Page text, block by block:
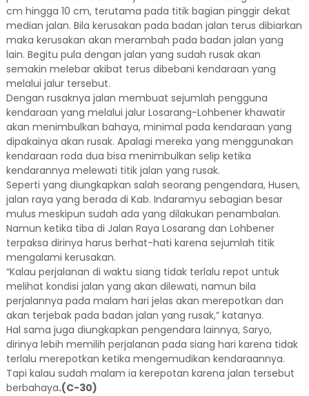
cm hingga 10 cm, terutama pada titik bagian pinggir dekat
median jalan. Bila kerusakan pada badan jalan terus dibiarkan
maka kerusakan akan merambah pada badan jalan yang
lain. Begitu pula dengan jalan yang sudah rusak akan
semakin melebar akibat terus dibebani kendaraan yang
melalui jalur tersebut.
Dengan rusaknya jalan membuat sejumlah pengguna
kendaraan yang melalui jalur Losarang-Lohbener khawatir
akan menimbulkan bahaya, minimal pada kendaraan yang
dipakainya akan rusak. Apalagi mereka yang menggunakan
kendaraan roda dua bisa menimbulkan selip ketika
kendarannya melewati titik jalan yang rusak.
Seperti yang diungkapkan salah seorang pengendara, Husen,
jalan raya yang berada di Kab. Indaramyu sebagian besar
mulus meskipun sudah ada yang dilakukan penambalan.
Namun ketika tiba di Jalan Raya Losarang dan Lohbener
terpaksa dirinya harus berhat-hati karena sejumlah titik
mengalami kerusakan.
“Kalau perjalanan di waktu siang tidak terlalu repot untuk
melihat kondisi jalan yang akan dilewati, namun bila
perjalannya pada malam hari jelas akan merepotkan dan
akan terjebak pada badan jalan yang rusak,” katanya.
Hal sama juga diungkapkan pengendara lainnya, Saryo,
dirinya lebih memilih perjalanan pada siang hari karena tidak
terlalu merepotkan ketika mengemudikan kendaraannya.
Tapi kalau sudah malam ia kerepotan karena jalan tersebut
berbahaya.(C-30)